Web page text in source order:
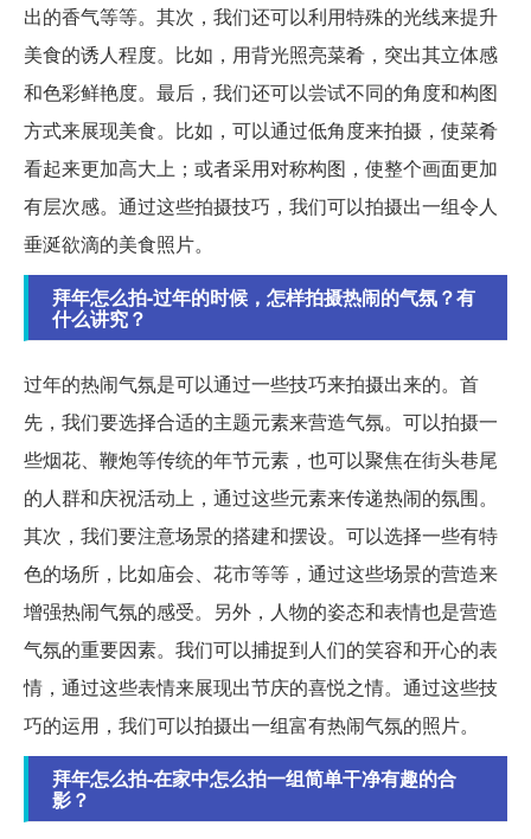
出的香气等等。其次，我们还可以利用特殊的光线来提升
美食的诱人程度。比如，用背光照亮菜肴，突出其立体感
和色彩鲜艳度。最后，我们还可以尝试不同的角度和构图
方式来展现美食。比如，可以通过低角度来拍摄，使菜肴
看起来更加高大上；或者采用对称构图，使整个画面更加
有层次感。通过这些拍摄技巧，我们可以拍摄出一组令人
垂涎欲滴的美食照片。
拜年怎么拍-过年的时候，怎样拍摄热闹的气氛？有
什么讲究？
过年的热闹气氛是可以通过一些技巧来拍摄出来的。首
先，我们要选择合适的主题元素来营造气氛。可以拍摄一
些烟花、鞭炮等传统的年节元素，也可以聚焦在街头巷尾
的人群和庆祝活动上，通过这些元素来传递热闹的氛围。
其次，我们要注意场景的搭建和摆设。可以选择一些有特
色的场所，比如庙会、花市等等，通过这些场景的营造来
增强热闹气氛的感受。另外，人物的姿态和表情也是营造
气氛的重要因素。我们可以捕捉到人们的笑容和开心的表
情，通过这些表情来展现出节庆的喜悦之情。通过这些技
巧的运用，我们可以拍摄出一组富有热闹气氛的照片。
拜年怎么拍-在家中怎么拍一组简单干净有趣的合
影？